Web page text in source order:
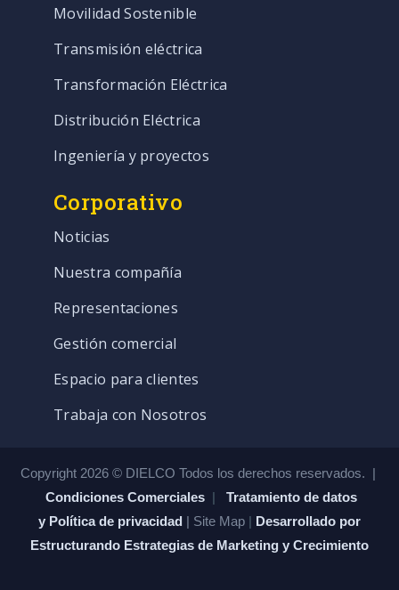
Movilidad Sostenible
Transmisión eléctrica
Transformación Eléctrica
Distribución Eléctrica
Ingeniería y proyectos
Corporativo
Noticias
Nuestra compañía
Representaciones
Gestión comercial
Espacio para clientes
Trabaja con Nosotros
Copyright 2026 © DIELCO Todos los derechos reservados. |
Condiciones Comerciales | Tratamiento de datos
y Política de privacidad | Site Map | Desarrollado por
Estructurando Estrategias de Marketing y Crecimiento